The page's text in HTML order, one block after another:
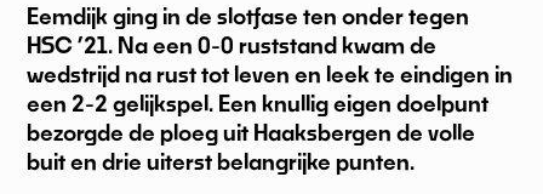
Eemdijk ging in de slotfase ten onder tegen
HSC ’21. Na een 0-0 ruststand kwam de
wedstrijd na rust tot leven en leek te eindigen in
een 2-2 gelijkspel. Een knullig eigen doelpunt
bezorgde de ploeg uit Haaksbergen de volle
buit en drie uiterst belangrijke punten.